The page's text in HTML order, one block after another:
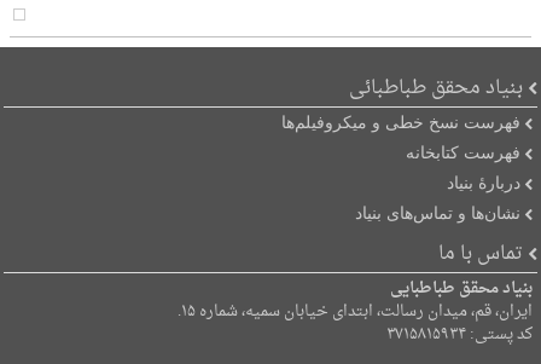
بنیاد محقق طباطبائی
فهرست نسخ خطی و میکروفیلم‌ها
فهرست کتابخانه
دربارۀ بنیاد
نشان‌ها و تماس‌های بنیاد
تماس با ما
بنیاد محقق طباطبایی
ایران، قم، میدان رسالت، ابتدای خیابان سمیه، شماره ۱۵.
کد پستی: ۳۷۱۵۸۱۵۹۳۴